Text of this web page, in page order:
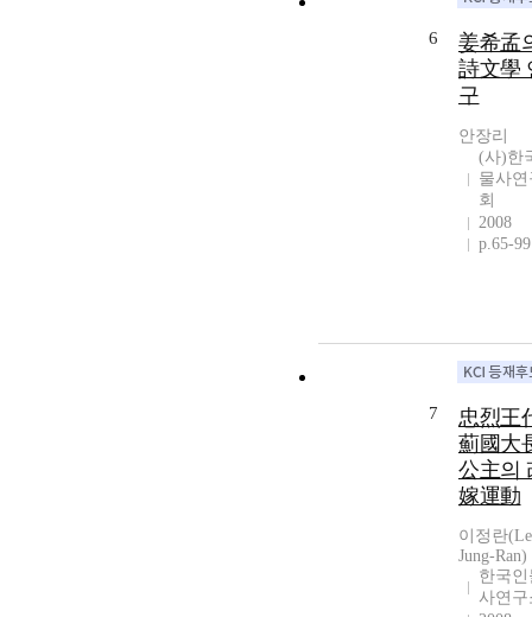
6
姜希孟
詩文學
구
안장리
(사)한
물사연
회
2008
p.65-99
7
忠烈王
薊國大
公主의
嫁運動
이정란
Jung-Ran)
한국인
사연구